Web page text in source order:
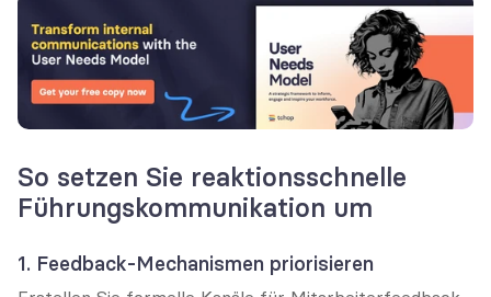
So setzen Sie reaktionsschnelle
Führungskommunikation um
1. Feedback-Mechanismen priorisieren